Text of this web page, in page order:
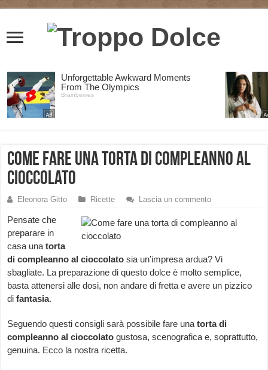
Come fare una torta di compleanno al
cioccolato
Eleonora Gitto Ricette Lascia un commento
Pensate che
preparare in
casa unatorta
di compleanno al cioccolato sia un’impresa ardua? Vi
sbagliate. La preparazione di questo dolce è molto semplice,
basta attenersi alle dosi, non andare di fretta e avere un pizzico
difantasia.
Seguendo questi consigli sarà possibile fare unatorta di
compleanno al cioccolato gustosa, scenografica e, soprattutto,
genuina. Ecco la nostra ricetta.